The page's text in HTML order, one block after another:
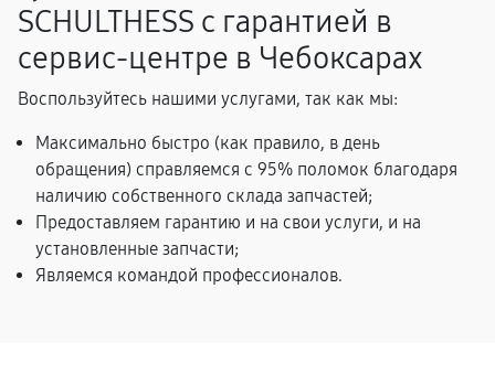
SCHULTHESS с гарантией в
сервис-центре в Чебоксарах
Воспользуйтесь нашими услугами, так как мы:
Максимально быстро (как правило, в день
обращения) справляемся с 95% поломок благодаря
наличию собственного склада запчастей;
Предоставляем гарантию и на свои услуги, и на
установленные запчасти;
Являемся командой профессионалов.